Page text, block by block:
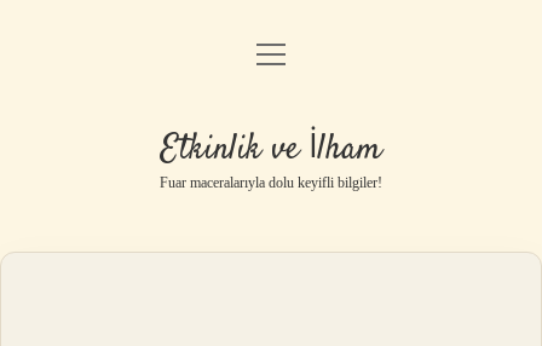
Anasayfa
Gizlilik Politikası
Yasal Uyarı
menüyü
Etkinlik ve İlham
Fuar maceralarıyla dolu keyifli bilgiler!